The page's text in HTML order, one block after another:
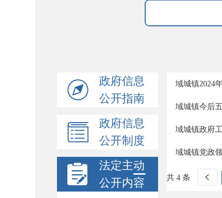
政府信息
公开指南
政府信息
公开制度
法定主动
公开内容
域城镇2024
域城镇今后
域城镇政府
域城镇党政
共 4 条